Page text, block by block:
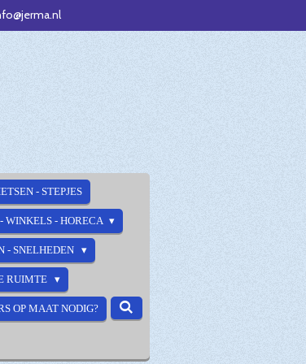
- STEPJES
WINKELS - HORECA
- SNELHEDEN
RUIMTE
OP MAAT NODIG?